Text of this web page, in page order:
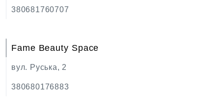
380681760707
Fame Beauty Space
вул. Руська, 2
380680176883